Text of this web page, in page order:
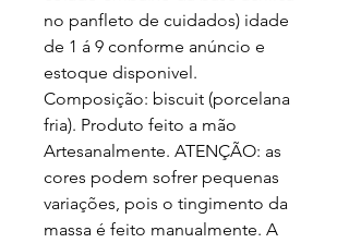
no panfleto de cuidados) idade
de 1 á 9 conforme anúncio e
estoque disponivel.
Composição: biscuit (porcelana
fria). Produto feito a mão
Artesanalmente. ATENÇÃO: as
cores podem sofrer pequenas
variações, pois o tingimento da
massa é feito manualmente. A